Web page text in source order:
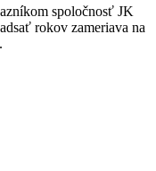
spoločnosť JK
rokov zameriava na